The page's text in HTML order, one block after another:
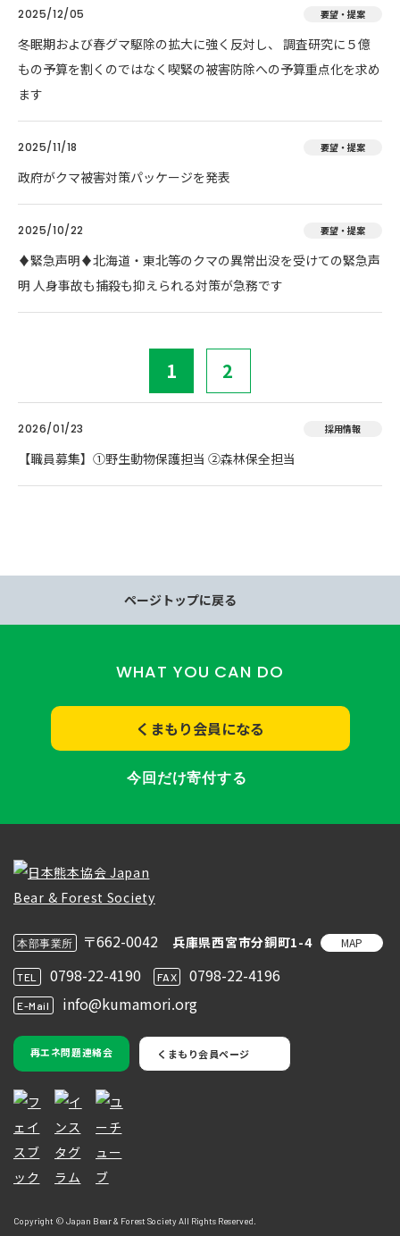
2025/12/05 要望・提案
冬眠期および春グマ駆除の拡大に強く反対し、 調査研究に５億
もの予算を割くのではなく喫緊の被害防除への予算重点化を求め
ます
2025/11/18 要望・提案
政府がクマ被害対策パッケージを発表
2025/10/22 要望・提案
♦️緊急声明♦️北海道・東北等のクマの異常出没を受けての緊急声
明 人身事故も捕殺も抑えられる対策が急務です
1 2
2026/01/23 採用情報
【職員募集】①野生動物保護担当 ②森林保全担当
ページトップに戻る
WHAT YOU CAN DO
くまもり会員になる
今回だけ寄付する
本部事業所 〒662-0042 兵庫県西宮市分銅町1-4 MAP
TEL 0798-22-4190 FAX 0798-22-4196
E-Mail info@kumamori.org
再エネ問題連絡会 くまもり会員ページ
Copyright © Japan Bear & Forest Society All Rights Reserved.